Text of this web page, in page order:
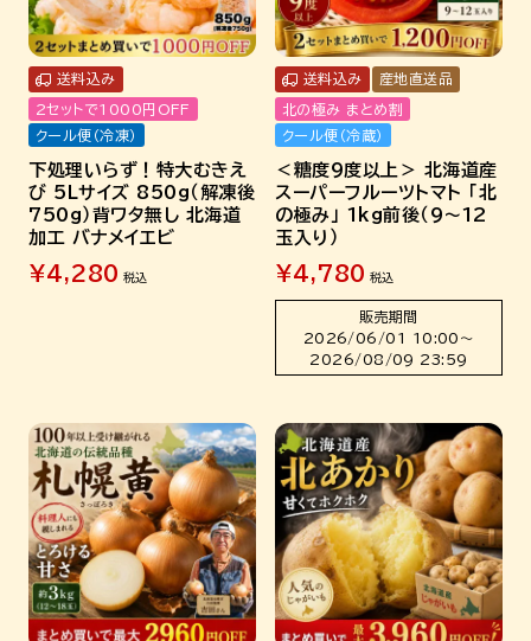
下処理いらず！特大むきえ
び 5Lサイズ 850g（解凍後
750g）背ワタ無し 北海道
加工 バナメイエビ
送料込み
2セットで1000円OFF
クール便（冷凍）
¥4,280 税込
＜糖度9度以上＞ 北海道産
スーパーフルーツトマト 「北
の極み」 1kg前後（9～12
玉入り）
送料込み 産地直送品
北の極み まとめ割
クール便（冷蔵）
¥4,780 税込
販売期間
2026/06/01 10:00 〜
2026/08/09 23:59